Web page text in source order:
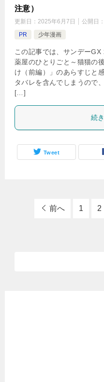
注意）
更新日： 2025年6月7日 公開日：
PR
少年漫画
この記事では、サンデーGX
薬屋のひとりごと～猫猫の
け（前編）」のあらすじと
タバレを含んでしまうので
[…]
続
Tweet
前へ 1 2